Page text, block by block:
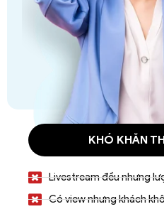
KHÓ KHĂN
Livestream đều nhưng
Có view nhưng khách